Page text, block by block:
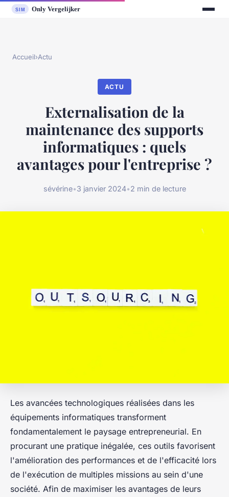
Accueil›Actu
ACTU
Externalisation de la
maintenance des supports
informatiques : quels
avantages pour l'entreprise ?
sévérine•3 janvier 2024•2 min de lecture
Les avancées technologiques réalisées dans les
équipements informatiques transforment
fondamentalement le paysage entrepreneurial. En
procurant une pratique inégalée, ces outils favorisent
l'amélioration des performances et de l'efficacité lors
de l'exécution de multiples missions au sein d'une
société. Afin de maximiser les avantages de leurs